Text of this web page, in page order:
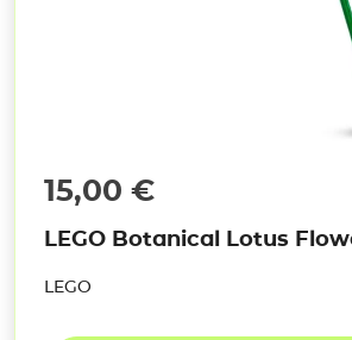
15,00 €
LEGO Botanical Lotus
LEGO